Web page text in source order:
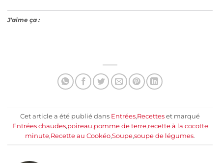
J’aime ça :
Cet article a été publié dans Entrées,Recettes et marqué
Entrées chaudes,poireau,pomme de terre,recette à la cocotte
minute,Recette au Cookéo,Soupe,soupe de légumes.